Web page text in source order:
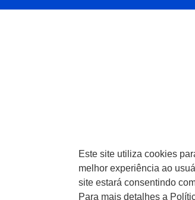
Este site utiliza cookies
melhor experiência ao
site estará consentindo
Para mais detalhes a